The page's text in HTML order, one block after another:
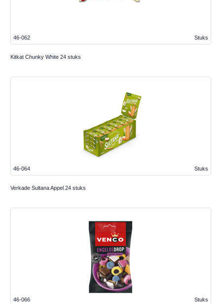
Stuks
46-062
Kitkat Chunky White 24 stuks
Stuks
46-064
Verkade Sultana Appel 24 stuks
Stuks
46-066